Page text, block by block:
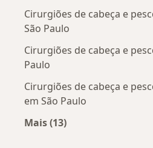
Cirurgiões de cabeça e
São Paulo
Cirurgiões de cabeça e
Paulo
Cirurgiões de cabeça e
em São Paulo
Mais (13)